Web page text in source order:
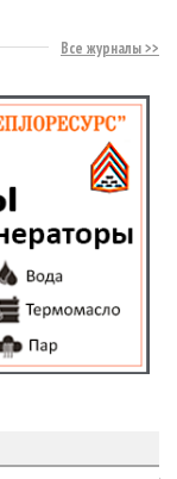
Все журналы